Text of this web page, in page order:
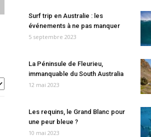
Surf trip en Australie : les
événements à ne pas manquer
5 septembre 2023
La Péninsule de Fleurieu,
immanquable du South Australia
12 mai 2023
Les requins, le Grand Blanc pour
une peur bleue ?
10 mai 2023